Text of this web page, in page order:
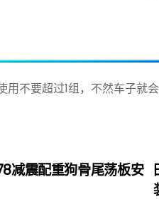
不要超过1组，不然车子就
震配重狗骨尾荡板安